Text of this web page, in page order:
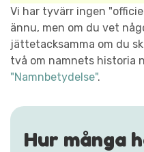
Vi har tyvärr ingen
ännu, men om du vet
jättetacksamma om du
två om namnets historia
"Namnbetydelse".
Hur många